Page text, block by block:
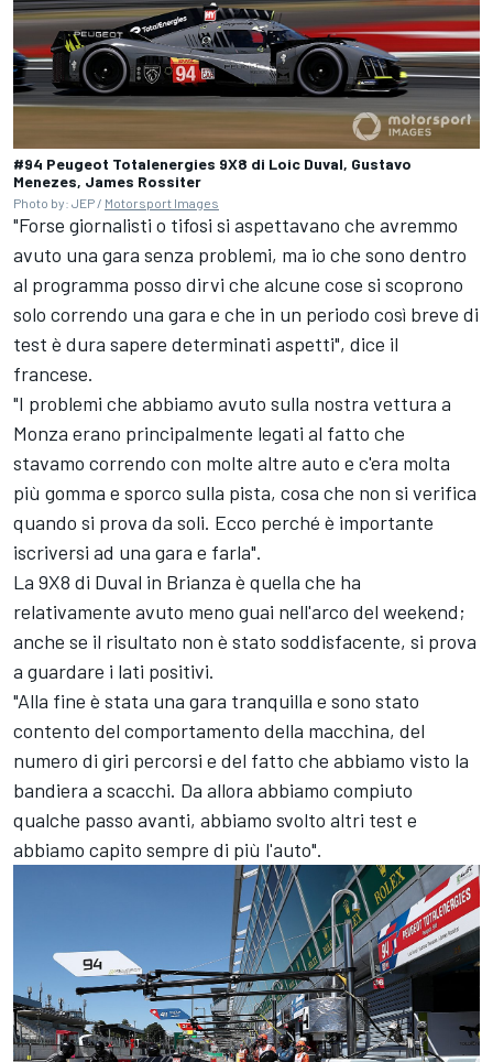
#94 Peugeot Totalenergies 9X8 di Loic Duval, Gustavo
Menezes, James Rossiter
Photo by: JEP / Motorsport Images
"Forse giornalisti o tifosi si aspettavano che avremmo
avuto una gara senza problemi, ma io che sono dentro
al programma posso dirvi che alcune cose si scoprono
solo correndo una gara e che in un periodo così breve di
test è dura sapere determinati aspetti", dice il
francese.
"I problemi che abbiamo avuto sulla nostra vettura a
Monza erano principalmente legati al fatto che
stavamo correndo con molte altre auto e c'era molta
più gomma e sporco sulla pista, cosa che non si verifica
quando si prova da soli. Ecco perché è importante
iscriversi ad una gara e farla".
La 9X8 di Duval in Brianza è quella che ha
relativamente avuto meno guai nell'arco del weekend;
anche se il risultato non è stato soddisfacente, si prova
a guardare i lati positivi.
"Alla fine è stata una gara tranquilla e sono stato
contento del comportamento della macchina, del
numero di giri percorsi e del fatto che abbiamo visto la
bandiera a scacchi. Da allora abbiamo compiuto
qualche passo avanti, abbiamo svolto altri test e
abbiamo capito sempre di più l'auto".